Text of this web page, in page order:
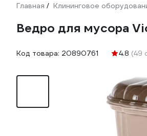
Главная / Клининговое
Ведро для мусора
Код товара: 20890761 4.8 (49